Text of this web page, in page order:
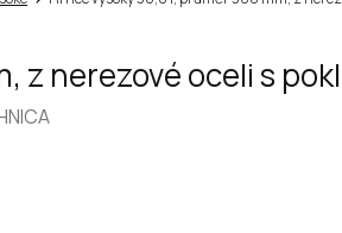
nerezové oceli s